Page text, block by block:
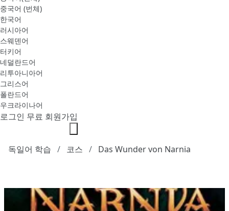
중국어 (번체)
한국어
러시아어
스웨덴어
터키어
네덜란드어
리투아니아어
그리스어
폴란드어
우크라이나어
로그인 무료 회원가입
독일어 학습 코스 Das Wunder von Narnia